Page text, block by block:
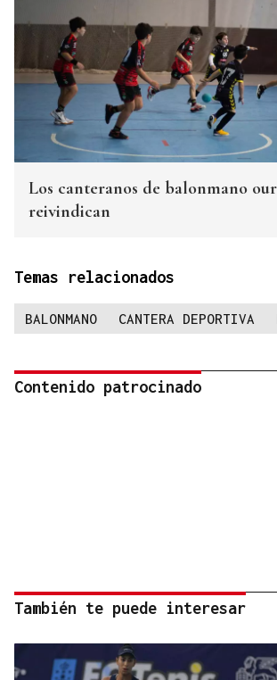
Los canteranos de balonmano
reivindican
Temas relacionados
BALONMANO CANTERA DEPORTIVA
Contenido patrocinado
También te puede interesar